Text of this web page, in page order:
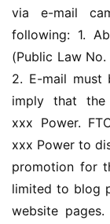
via e-mail
following: 1.
(Public Law
2. E-mail must
imply that
xxx Power.
xxx Power to
promotion for
limited to blog
website